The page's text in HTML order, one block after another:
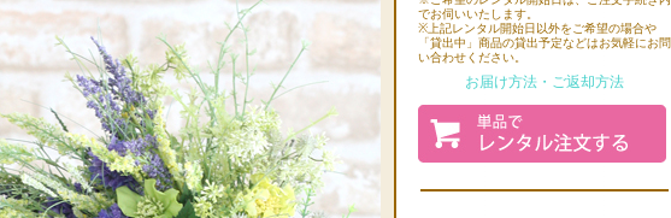
でお伺いいたします。
※上記レンタル開始日以外をご希望の場合や
「貸出中」商品の貸出予定などはお気軽にお問
い合わせください。
お届け方法・ご返却方法